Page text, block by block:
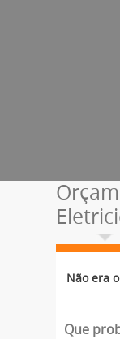
Não era
Que